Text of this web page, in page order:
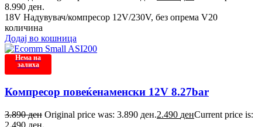
8.990 ден.
18V Надувувач/компресор 12V/230V, без опрема V20
количина
Додај во кошница
Нема на
залиха
Компресор повеќенаменски 12V 8.27bar
3.890ден Original price was: 3.890 ден.2.490 денCurrent price is:
2.490 ден.